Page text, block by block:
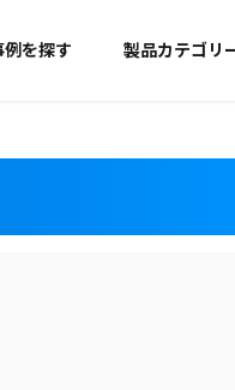
を探す 製品カテゴリ